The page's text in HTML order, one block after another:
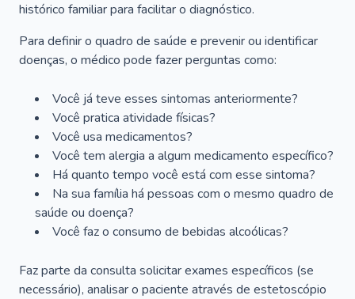
histórico familiar para facilitar o diagnóstico.
Para definir o quadro de saúde e prevenir ou identificar
doenças, o médico pode fazer perguntas como:
Você já teve esses sintomas anteriormente?
Você pratica atividade físicas?
Você usa medicamentos?
Você tem alergia a algum medicamento específico?
Há quanto tempo você está com esse sintoma?
Na sua família há pessoas com o mesmo quadro de
saúde ou doença?
Você faz o consumo de bebidas alcoólicas?
Faz parte da consulta solicitar exames específicos (se
necessário), analisar o paciente através de estetoscópio